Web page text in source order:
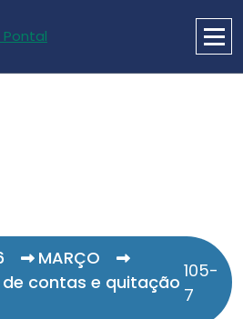
MARÇO
contas e quitação
105-
7